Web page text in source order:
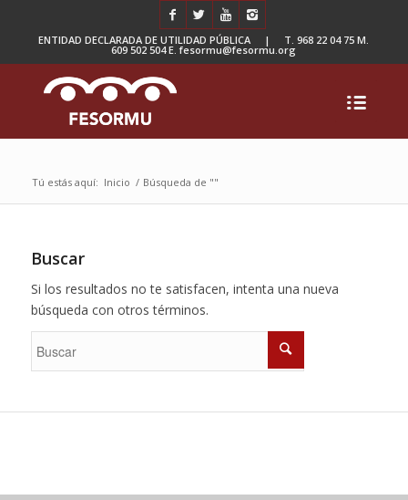
ENTIDAD DECLARADA DE UTILIDAD PÚBLICA | T. 968 22 04 75 M.
609 502 504 E. fesormu@fesormu.org
Tú estás aquí: Inicio / Búsqueda de ""
Buscar
Si los resultados no te satisfacen, intenta una nueva
búsqueda con otros términos.